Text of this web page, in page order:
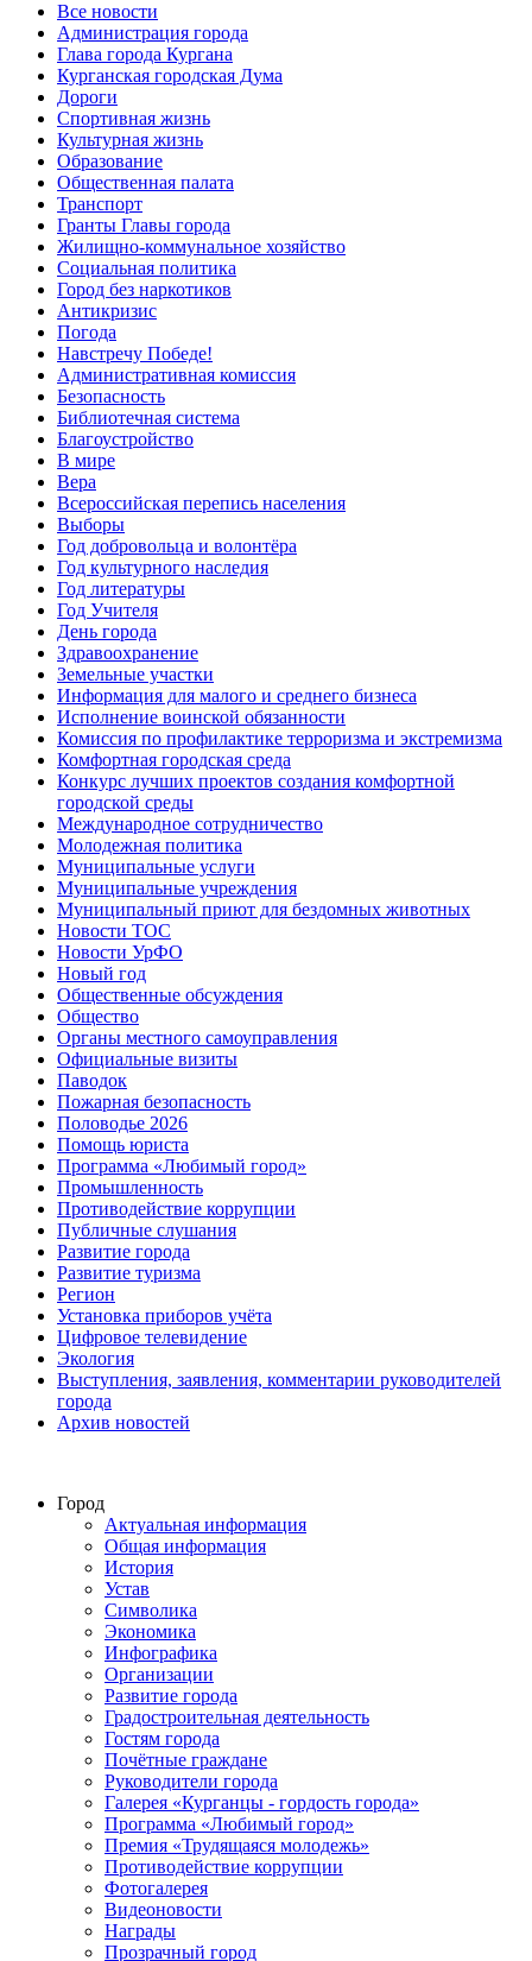
Все новости
Администрация города
Глава города Кургана
Курганская городская Дума
Дороги
Спортивная жизнь
Культурная жизнь
Образование
Общественная палата
Транспорт
Гранты Главы города
Жилищно-коммунальное хозяйство
Социальная политика
Город без наркотиков
Антикризис
Погода
Навстречу Победе!
Административная комиссия
Безопасность
Библиотечная система
Благоустройство
В мире
Вера
Всероссийская перепись населения
Выборы
Год добровольца и волонтёра
Год культурного наследия
Год литературы
Год Учителя
День города
Здравоохранение
Земельные участки
Информация для малого и среднего бизнеса
Исполнение воинской обязанности
Комиссия по профилактике терроризма и экстремизма
Комфортная городская среда
Конкурс лучших проектов создания комфортной
городской среды
Международное сотрудничество
Молодежная политика
Муниципальные услуги
Муниципальные учреждения
Муниципальный приют для бездомных животных
Новости ТОС
Новости УрФО
Новый год
Общественные обсуждения
Общество
Органы местного самоуправления
Официальные визиты
Паводок
Пожарная безопасность
Половодье 2026
Помощь юриста
Программа «Любимый город»
Промышленность
Противодействие коррупции
Публичные слушания
Развитие города
Развитие туризма
Регион
Установка приборов учёта
Цифровое телевидение
Экология
Выступления, заявления, комментарии руководителей
города
Архив новостей
Город
Актуальная информация
Общая информация
История
Устав
Символика
Экономика
Инфографика
Организации
Развитие города
Градостроительная деятельность
Гостям города
Почётные граждане
Руководители города
Галерея «Курганцы - гордость города»
Программа «Любимый город»
Премия «Трудящаяся молодежь»
Противодействие коррупции
Фотогалерея
Видеоновости
Награды
Прозрачный город